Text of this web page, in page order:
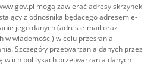
mogą zawierać adresy skrzynek
z odnośnika będącego adresem e-
jego danych (adres e-mail oraz
wiadomości) w celu przesłania
Szczegóły przetwarzania danych przez
w ich politykach przetwarzania danych